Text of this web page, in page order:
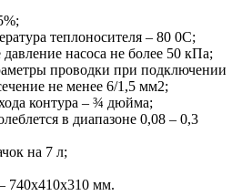
теплоносителя – 80 0С;
давление насоса не более 50 кПа;
проводки при подключении
не менее 6/1,5 мм2;
контура – ¾ дюйма;
в диапазоне 0,08 – 0,3
на 7 л;
740х410х310 мм.